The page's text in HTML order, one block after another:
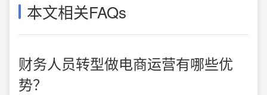
本文相关FAQs
财务人员转型做电商运营有哪些优
势？